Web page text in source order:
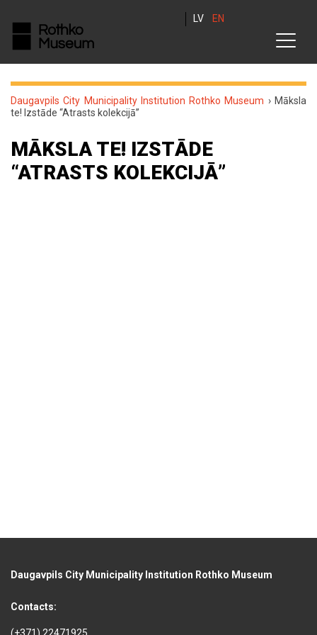
LV EN
Daugavpils City Municipality Institution Rothko Museum › Māksla
te! Izstāde “Atrasts kolekcijā”
MĀKSLA TE! IZSTĀDE
“ATRASTS KOLEKCIJĀ”
Daugavpils City Municipality Institution Rothko Museum
Contacts: